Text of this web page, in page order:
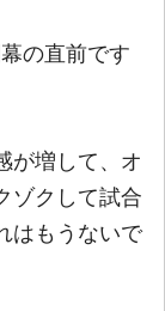
の直前です
増して、オ
ゾクして試合
はもうないで